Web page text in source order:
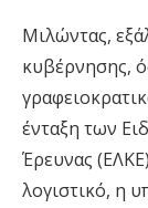
Μιλώντας,
κυβέρνησης,
ένταξη των
Έρευνας
λογιστικό, η